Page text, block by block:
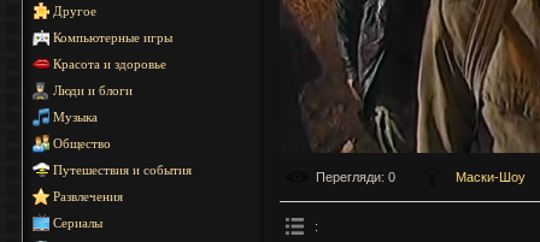
Другое
Компьютерные игры
Красота и здоровье
Люди и блоги
Музыка
Общество
Путешествия и события
Развлечения
Сериалы
Перегляди: 0 Маски-Шоу
: